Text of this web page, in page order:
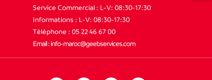
Service Commercial : L-V: 08:30-17:30
Informations : L-V: 08:30-17:30
Téléphone : 05 22 46 67 00
Email : info-maroc@geebservices.com